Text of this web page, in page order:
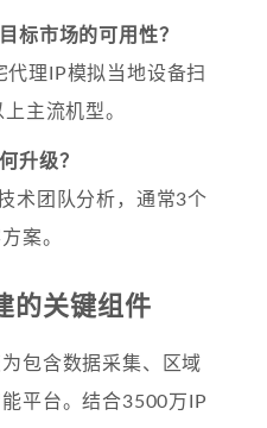
标市场的可用性？
代理IP模拟当地设备扫
主流机型。
升级？
术团队分析，通常3个
案。
的关键组件
包含数据采集、区域
平台。结合3500万IP